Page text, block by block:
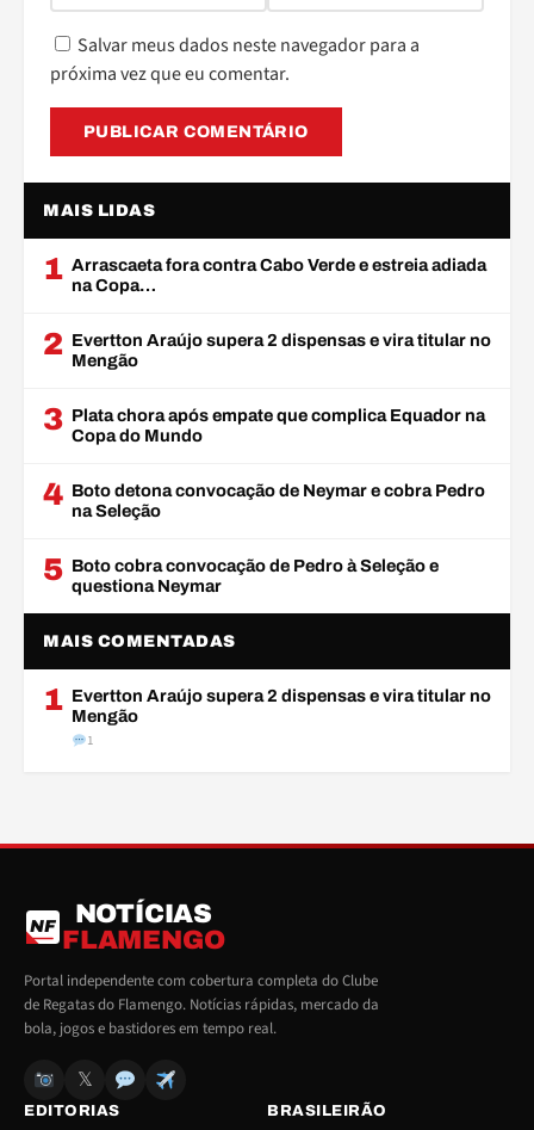
Salvar meus dados neste navegador para a
próxima vez que eu comentar.
MAIS LIDAS
1 Arrascaeta fora contra Cabo Verde e estreia adiada
na Copa…
2 Evertton Araújo supera 2 dispensas e vira titular no
Mengão
3 Plata chora após empate que complica Equador na
Copa do Mundo
4 Boto detona convocação de Neymar e cobra Pedro
na Seleção
5 Boto cobra convocação de Pedro à Seleção e
questiona Neymar
MAIS COMENTADAS
1 Evertton Araújo supera 2 dispensas e vira titular no
Mengão
1
NF
NOTÍCIAS
FLAMENGO
Portal independente com cobertura completa do Clube
de Regatas do Flamengo. Notícias rápidas, mercado da
bola, jogos e bastidores em tempo real.
𝕏
EDITORIAS BRASILEIRÃO